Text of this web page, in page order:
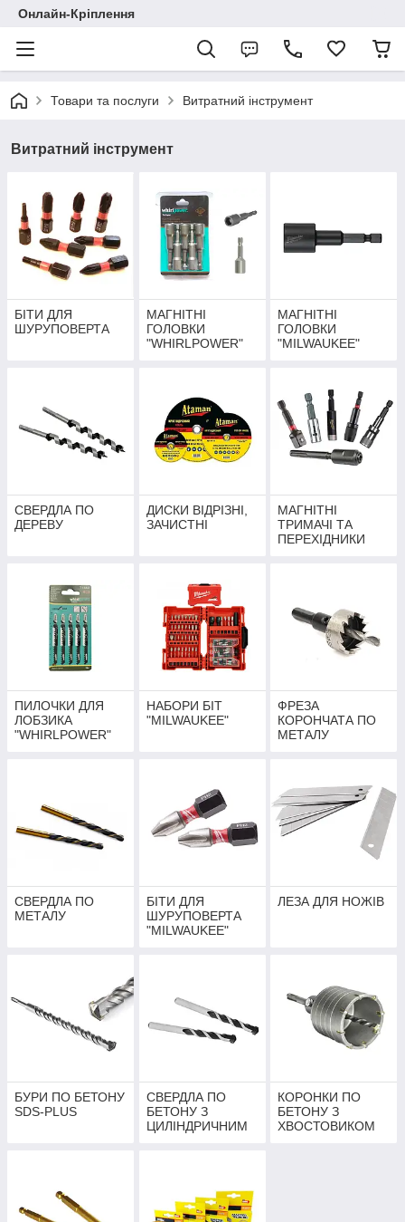
Онлайн-Кріплення
Товари та послуги Витратний інструмент
Витратний інструмент
БІТИ ДЛЯ
ШУРУПОВЕРТА
МАГНІТНІ
ГОЛОВКИ
"WHIRLPOWER"
МАГНІТНІ
ГОЛОВКИ
"MILWAUKEE"
СВЕРДЛА ПО
ДЕРЕВУ
ДИСКИ ВІДРІЗНІ,
ЗАЧИСТНІ
МАГНІТНІ
ТРИМАЧІ ТА
ПЕРЕХІДНИКИ
ПИЛОЧКИ ДЛЯ
ЛОБЗИКА
"WHIRLPOWER"
НАБОРИ БІТ
"MILWAUKEE"
ФРЕЗА
КОРОНЧАТА ПО
МЕТАЛУ
СВЕРДЛА ПО
МЕТАЛУ
БІТИ ДЛЯ
ШУРУПОВЕРТА
"MILWAUKEE"
ЛЕЗА ДЛЯ НОЖІВ
БУРИ ПО БЕТОНУ
SDS-PLUS
СВЕРДЛА ПО
БЕТОНУ З
ЦИЛІНДРИЧНИМ
КОРОНКИ ПО
БЕТОНУ З
ХВОСТОВИКОМ